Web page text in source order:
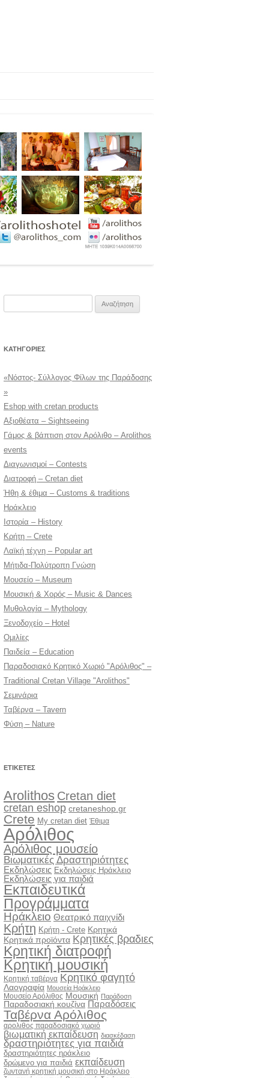
KΑΤΗΓΟΡΊΕΣ
«Νόστος- Σύλλογος Φίλων της Παράδοσης
»
Eshop with cretan products
Αξιοθέατα – Sightseeing
Γάμος & βάπτιση στον Αρόλιθο – Arolithos
events
Διαγωνισμοί – Contests
Διατροφή – Cretan diet
Ήθη & έθιμα – Customs & traditions
Ηράκλειο
Ιστορία – History
Κρήτη – Crete
Λαϊκή τέχνη – Popular art
Μήτιδα-Πολύτροπη Γνώση
Μουσείο – Museum
Μουσική & Χορός – Music & Dances
Μυθολογία – Mythology
Ξενοδοχείο – Hotel
Ομιλίες
Παιδεία – Education
Παραδοσιακό Κρητικό Χωριό "Αρόλιθος" –
Traditional Cretan Village "Arolithos"
Σεμινάρια
Ταβέρνα – Tavern
Φύση – Nature
ΕΤΙΚΈΤΕΣ
Arolithos Cretan diet
cretan eshop cretaneshop.gr
Crete My cretan diet Έθιμα
Αρόλιθος
Αρόλιθος μουσείο
Βιωματικές Δραστηριότητες
Εκδηλώσεις Εκδηλώσεις Ηράκλειο
Εκδηλώσεις για παιδιά
Εκπαιδευτικά
Προγράμματα
Ηράκλειο Θεατρικό παιχνίδι
Κρήτη Κρήτη - Crete Κρητικά
Κρητικά προϊόντα Κρητικές βραδιες
Κρητική διατροφή
Κρητική μουσική
Κρητική ταβέρνα Κρητικό φαγητό
Λαογραφία Μουσεία Ηράκλειο
Μουσείο Αρόλιθος Μουσική Παράδοση
Παραδοσιακή κουζίνα Παραδόσεις
Ταβέρνα Αρόλιθος
αρολιθος παραδοσιακό χωριό
βιωματική εκπαίδευση διασκέδαση
δραστηριότητες για παιδιά
δραστηριότητες ηράκλειο
δρώμενο για παιδιά εκπαίδευση
ζωντανή κρητική μουσική στο Ηράκλειο